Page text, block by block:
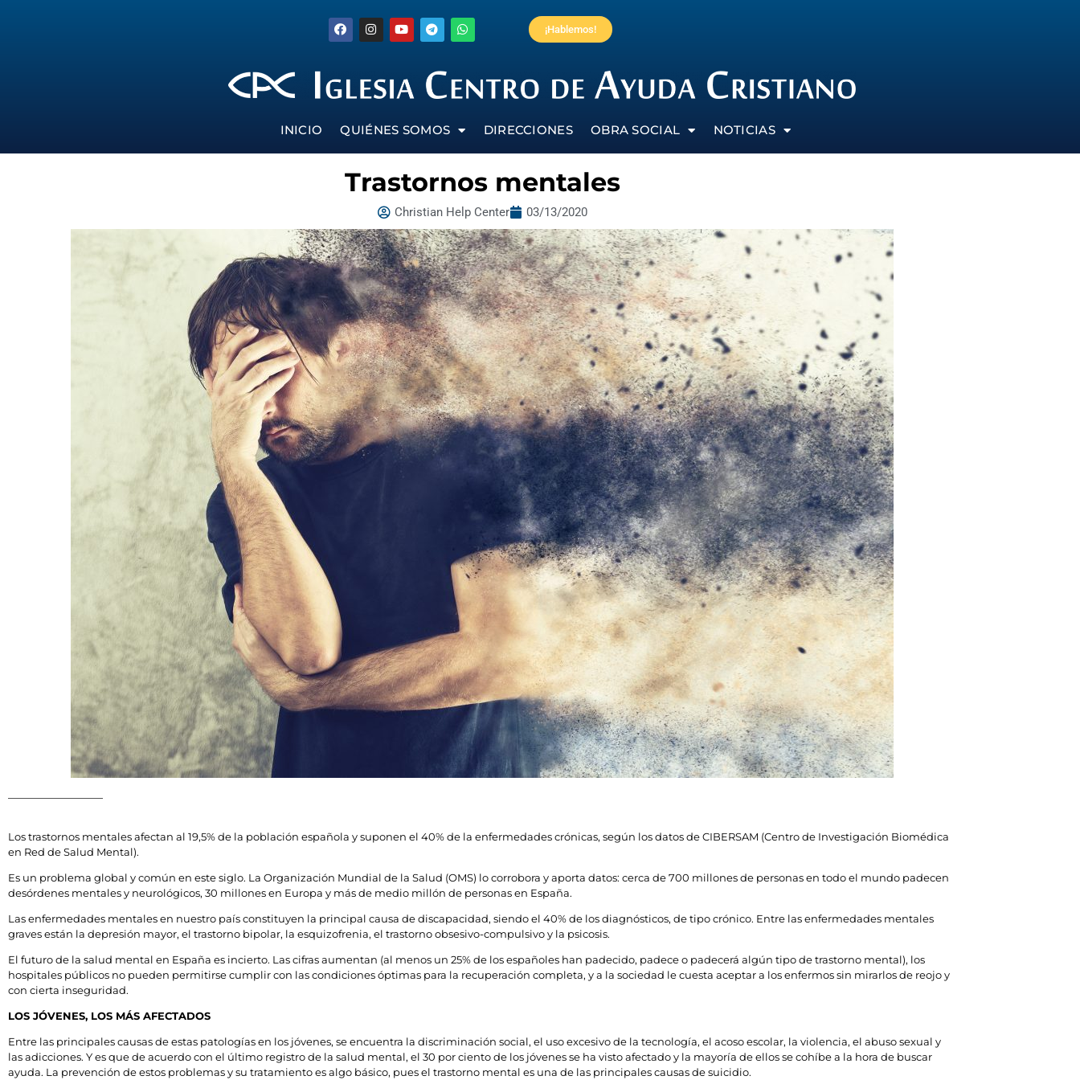
¡Hablemos!
INICIO QUIÉNES SOMOS DIRECCIONES OBRA SOCIAL NOTICIAS
Trastornos mentales
Christian Help Center 03/13/2020
Los trastornos mentales afectan al 19,5% de la población española y suponen el 40% de la enfermedades crónicas, según los datos de CIBERSAM (Centro de Investigación Biomédica
en Red de Salud Mental).
Es un problema global y común en este siglo. La Organización Mundial de la Salud (OMS) lo corrobora y aporta datos: cerca de 700 millones de personas en todo el mundo padecen
desórdenes mentales y neurológicos, 30 millones en Europa y más de medio millón de personas en España.
Las enfermedades mentales en nuestro país constituyen la principal causa de discapacidad, siendo el 40% de los diagnósticos, de tipo crónico. Entre las enfermedades mentales
graves están la depresión mayor, el trastorno bipolar, la esquizofrenia, el trastorno obsesivo-compulsivo y la psicosis.
El futuro de la salud mental en España es incierto. Las cifras aumentan (al menos un 25% de los españoles han padecido, padece o padecerá algún tipo de trastorno mental), los
hospitales públicos no pueden permitirse cumplir con las condiciones óptimas para la recuperación completa, y a la sociedad le cuesta aceptar a los enfermos sin mirarlos de reojo y
con cierta inseguridad.
LOS JÓVENES, LOS MÁS AFECTADOS
Entre las principales causas de estas patologías en los jóvenes, se encuentra la discriminación social, el uso excesivo de la tecnología, el acoso escolar, la violencia, el abuso sexual y
las adicciones. Y es que de acuerdo con el último registro de la salud mental, el 30 por ciento de los jóvenes se ha visto afectado y la mayoría de ellos se cohíbe a la hora de buscar
ayuda. La prevención de estos problemas y su tratamiento es algo básico, pues el trastorno mental es una de las principales causas de suicidio.